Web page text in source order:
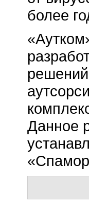
более
Данное